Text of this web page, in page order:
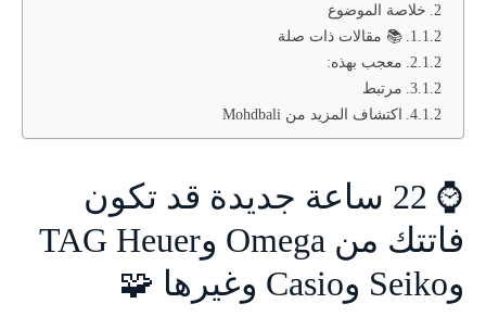
خلاصة الموضوع
📚 مقالات ذات صلة
معجب بهذه:
مرتبط
اكتشاف المزيد من Mohdbali
⌚ 22 ساعة جديدة قد تكون
فاتتك من Omega وTAG Heuer
وSeiko وCasio وغيرها 🧩